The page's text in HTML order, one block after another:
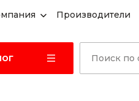
Производители